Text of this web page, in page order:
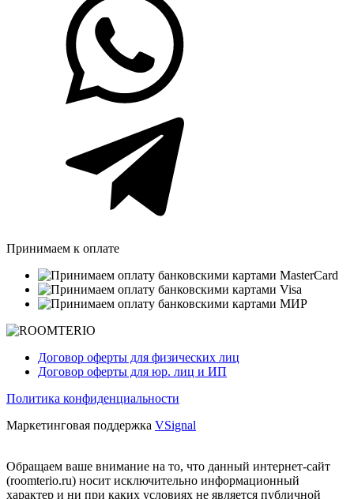
Принимаем к оплате
Договор оферты для физических лиц
Договор оферты для юр. лиц и ИП
Политика конфиденциальности
Маркетинговая поддержка VSignal
Обращаем ваше внимание на то, что данный интернет-сайт
(roomterio.ru) носит исключительно информационный
характер и ни при каких условиях не является публичной